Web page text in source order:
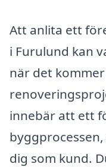
Att anlita ett
i Furulund kan
när det
innebär att ett
dig som kund.